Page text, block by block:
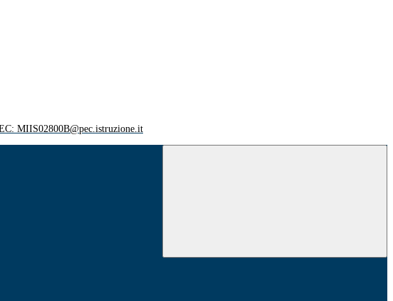
MIIS02800B@pec.istruzione.it